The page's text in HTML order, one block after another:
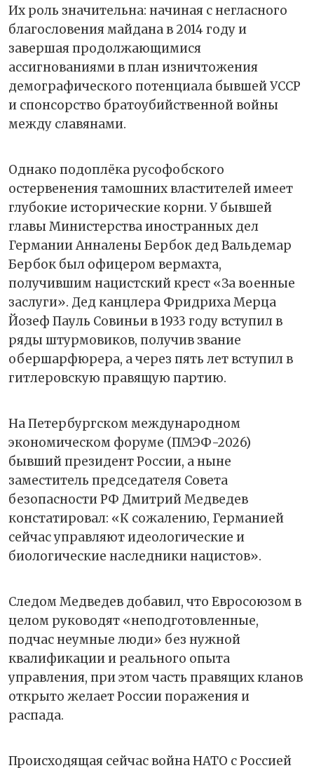
Их роль значительна: начиная с негласного
благословения майдана в 2014 году и
завершая продолжающимися
ассигнованиями в план изничтожения
демографического потенциала бывшей УССР
и спонсорство братоубийственной войны
между славянами.
Однако подоплёка русофобского
остервенения тамошних властителей имеет
глубокие исторические корни. У бывшей
главы Министерства иностранных дел
Германии Анналены Бербок дед Вальдемар
Бербок был офицером вермахта,
получившим нацистский крест «За военные
заслуги». Дед канцлера Фридриха Мерца
Йозеф Пауль Совиньи в 1933 году вступил в
ряды штурмовиков, получив звание
обершарфюрера, а через пять лет вступил в
гитлеровскую правящую партию.
На Петербургском международном
экономическом форуме (ПМЭФ-2026)
бывший президент России, а ныне
заместитель председателя Совета
безопасности РФ Дмитрий Медведев
констатировал: «К сожалению, Германией
сейчас управляют идеологические и
биологические наследники нацистов».
Следом Медведев добавил, что Евросоюзом в
целом руководят «неподготовленные,
подчас неумные люди» без нужной
квалификации и реального опыта
управления, при этом часть правящих кланов
открыто желает России поражения и
распада.
Происходящая сейчас война НАТО с Россией